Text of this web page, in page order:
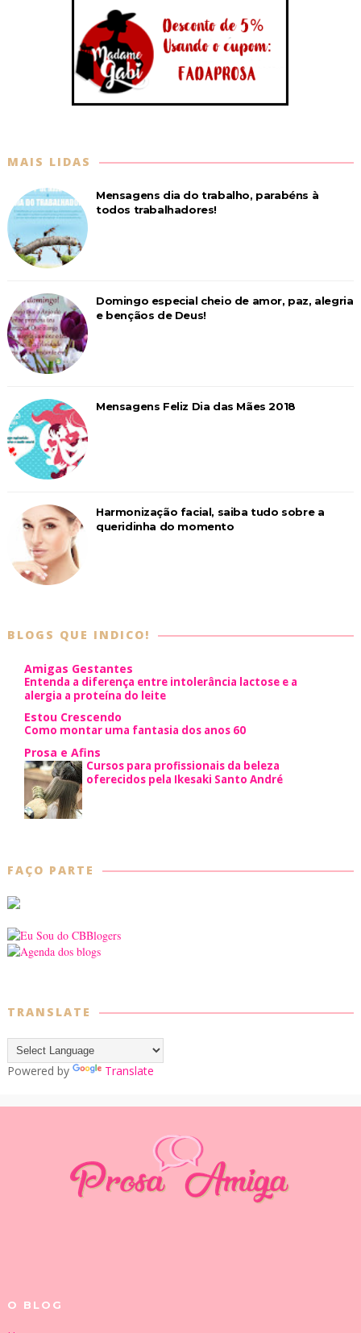
MAIS LIDAS
Mensagens dia do trabalho, parabéns à
todos trabalhadores!
Domingo especial cheio de amor, paz, alegria
e bençãos de Deus!
Mensagens Feliz Dia das Mães 2018
Harmonização facial, saiba tudo sobre a
queridinha do momento
BLOGS QUE INDICO!
Amigas Gestantes
Entenda a diferença entre intolerância lactose e a
alergia a proteína do leite
Estou Crescendo
Como montar uma fantasia dos anos 60
Prosa e Afins
Cursos para profissionais da beleza
oferecidos pela Ikesaki Santo André
FAÇO PARTE
TRANSLATE
Powered by Translate
O BLOG